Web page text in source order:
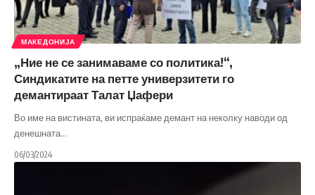
МАКЕДОНИЈА
„Ние не се занимаваме со политика!“,
Синдикатите на петте универзитети го
демантираат Талат Џафери
Во име на вистината, ви испраќаме демант на неколку наводи од
денешната…
06/03/2024